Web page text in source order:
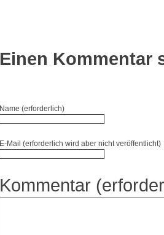
Einen Kommentar
Name (erforderlich)
E-Mail (erforderlich wird aber nicht veröffentlicht)
Kommentar